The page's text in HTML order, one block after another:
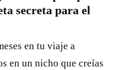
secreta para el
en tu viaje a
en un nicho que creías